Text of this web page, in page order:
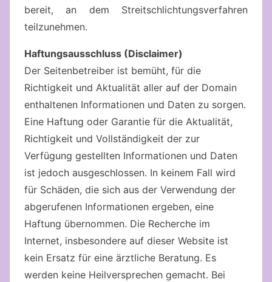
bereit, an dem Streitschlichtungsverfahren
teilzunehmen.
Haftungsausschluss (Disclaimer)
Der Seitenbetreiber ist bemüht, für die
Richtigkeit und Aktualität aller auf der Domain
enthaltenen Informationen und Daten zu sorgen.
Eine Haftung oder Garantie für die Aktualität,
Richtigkeit und Vollständigkeit der zur
Verfügung gestellten Informationen und Daten
ist jedoch ausgeschlossen. In keinem Fall wird
für Schäden, die sich aus der Verwendung der
abgerufenen Informationen ergeben, eine
Haftung übernommen. Die Recherche im
Internet, insbesondere auf dieser Website ist
kein Ersatz für eine ärztliche Beratung. Es
werden keine Heilversprechen gemacht. Bei